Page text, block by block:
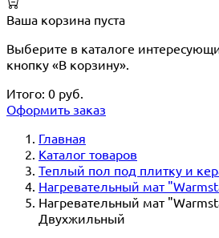
Ваша корзина пуста
Выберите в каталоге
кнопку «В корзину».
Итого: 0 руб.
Оформить заказ
Главная
Каталог товаров
Теплый пол под плитку и
Нагревательный мат
Нагревательный мат
Двухжильный